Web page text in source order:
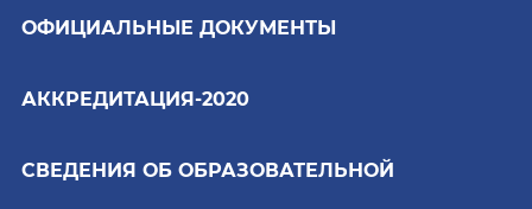
ОФИЦИАЛЬНЫЕ ДОКУМЕНТЫ
АККРЕДИТАЦИЯ-2020
СВЕДЕНИЯ ОБ ОБРАЗОВАТЕЛЬНОЙ